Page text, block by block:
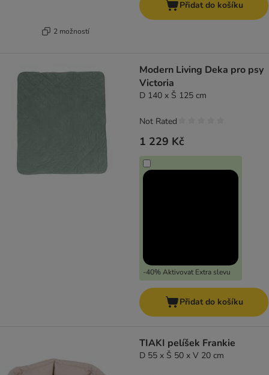
2 možností
Přidat do košíku
Modern Living Deka pro psy
Victoria
D 140 x Š 125 cm
1 229 Kč
-40% Aktivovat Extra slevu
Not Rated
Přidat do košíku
TIAKI pelíšek Frankie
D 55 x Š 50 x V 20 cm